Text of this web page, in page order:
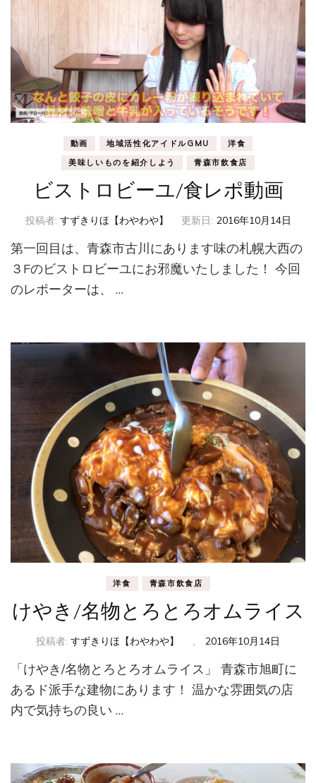
動画 地域活性化アイドルGMU
洋食
美味しいものを紹介しよう
青森市飲食店
ビストロビーユ/食レポ動画
投稿者: すずきりほ【わやわや】 更新日: 2016年10月14日
第一回目は、青森市古川にあります味の札幌大西の
３Fのビストロビーユにお邪魔いたしました！ 今回
のレポーターは、 …
洋食 青森市飲食店
けやき/名物とろとろオムライス
投稿者: すずきりほ【わやわや】 、 2016年10月14日
「けやき/名物とろとろオムライス」 青森市旭町に
あるド派手な建物にあります！ 温かな雰囲気の店
内で気持ちの良い …